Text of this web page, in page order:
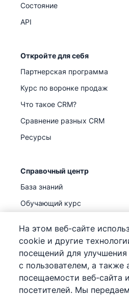
Состояние
API
Откройте для себя
Партнерская программа
Курс по воронке продаж
Что такое CRM?
Сравнение разных CRM
Ресурсы
Справочный центр
База знаний
Обучающий курс
©2026Pipedrive
Pipedrive
На этом веб-сайте
cookie и другие
посещений для
с пользователем, а также
посещаемости веб-сайта
посетителей. Мы